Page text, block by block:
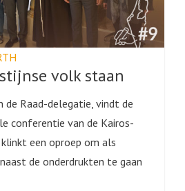
volk staan
de Raad-delegatie, vindt de
conferentie van de Kairos-
een oproep om als
de onderdrukten te gaan